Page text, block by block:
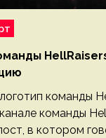
команды
команды
в котором